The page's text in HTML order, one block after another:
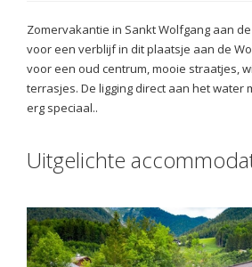
Zomervakantie in Sankt Wolfgang aan
voor een verblijf in dit plaatsje aan de
voor een oud centrum, mooie straatjes,
terrasjes. De ligging direct aan het water
erg speciaal..
Uitgelichte